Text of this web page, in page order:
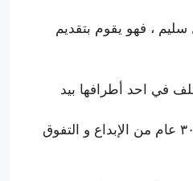
، فهو يقوم بتقديم
في احد أطرافها بيد
مع نخبة من العمال و الفنيين الذين دامت خدمتهم ٣٠ عام من الإبداع و التفوق